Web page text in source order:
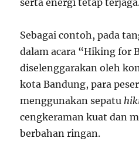
serta energi tetap
Sebagai contoh, pada
dalam acara “Hiking for
diselenggarakan oleh
kota Bandung, para
menggunakan sepatu
cengkeraman kuat dan
berbahan ringan.